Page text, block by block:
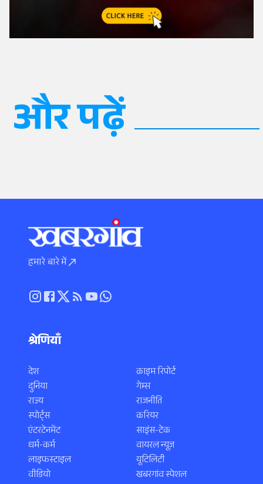
और पढ़ें
हमारे बारे में
श्रेणियाँ
देश
दुनिया
राज्य
स्पोर्ट्स
एंटरटेनमेंट
धर्म-कर्म
लाइफस्टाइल
वीडियो
क्राइम रिपोर्ट
गेम्स
राजनीति
करियर
साइंस-टेक
वायरल न्यूज़
यूटिलिटी
खबरगांव स्पेशल